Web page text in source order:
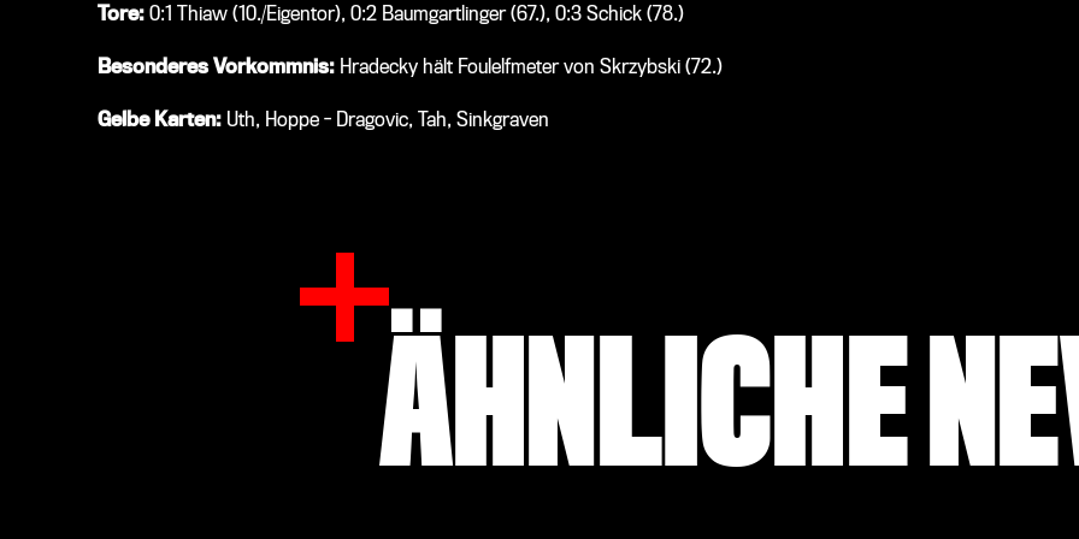
Tore: 0:1 Thiaw (10./Eigentor), 0:2 Baumgartlinger (67.), 0:3 Schick (78.)
Besonderes Vorkommnis: Hradecky hält Foulelfmeter von Skrzybski (72.)
Gelbe Karten:Uth, Hoppe - Dragovic, Tah, Sinkgraven
ÄHNLICHE